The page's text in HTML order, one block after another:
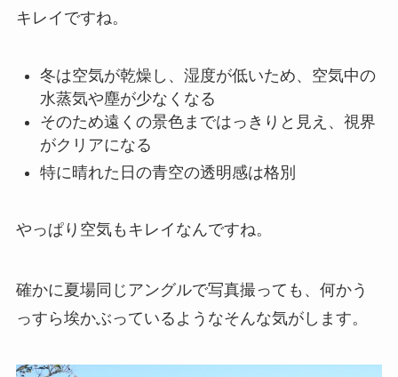
キレイですね。
冬は空気が乾燥し、湿度が低いため、空気中の
水蒸気や塵が少なくなる
そのため遠くの景色まではっきりと見え、視界
がクリアになる
特に晴れた日の青空の透明感は格別
やっぱり空気もキレイなんですね。
確かに夏場同じアングルで写真撮っても、何かう
っすら埃かぶっているようなそんな気がします。